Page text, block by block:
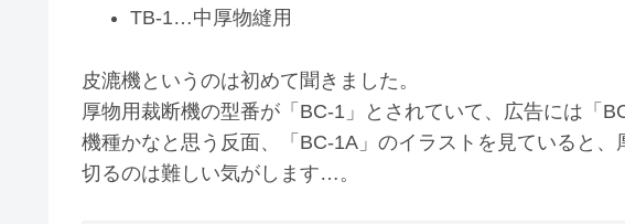
TB-1…中厚物縫用
皮漉機というのは初めて聞きました。
厚物用裁断機の型番が「BC-1」とされていて、広告には「
機種かなと思う反面、「BC-1A」のイラストを見ていると
切るのは難しい気がします…。